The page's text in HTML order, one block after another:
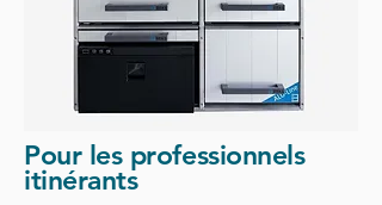
Pour les professionnels
itinérants